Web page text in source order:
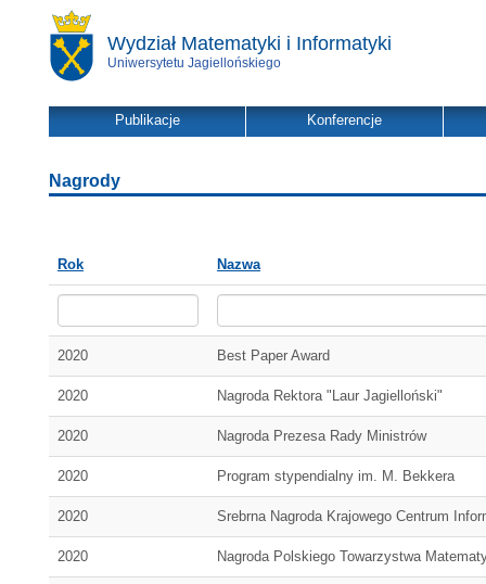
Wydział Matematyki i Informatyki
Uniwersytetu Jagiellońskiego
Publikacje Konferencje
Nagrody
Rok Nazwa
2020 Best Paper Award
2020 Nagroda Rektora "Laur Jagielloński"
2020 Nagroda Prezesa Rady Ministrów
2020 Program stypendialny im. M. Bekkera
2020 Srebrna Nagroda Krajowego Centrum
2020 Nagroda Polskiego Towarzystwa